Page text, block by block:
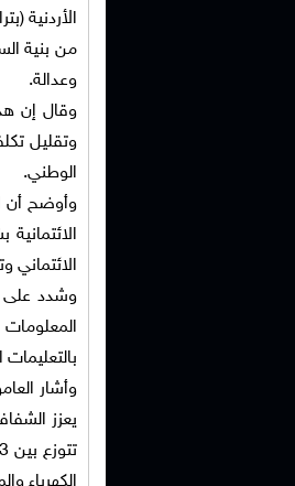
الأردنية
من بنية
وعدالة.
وقال إن
وتقليل
الوطني.
وأوضح أن
الائتماني
بالتعليمات
وأشار